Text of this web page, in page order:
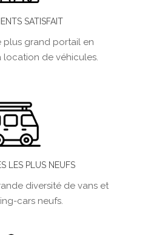
SATISFAIT
plus grand portail en
de véhicules.
LES PLUS NEUFS
diversité de vans et
cars neufs.